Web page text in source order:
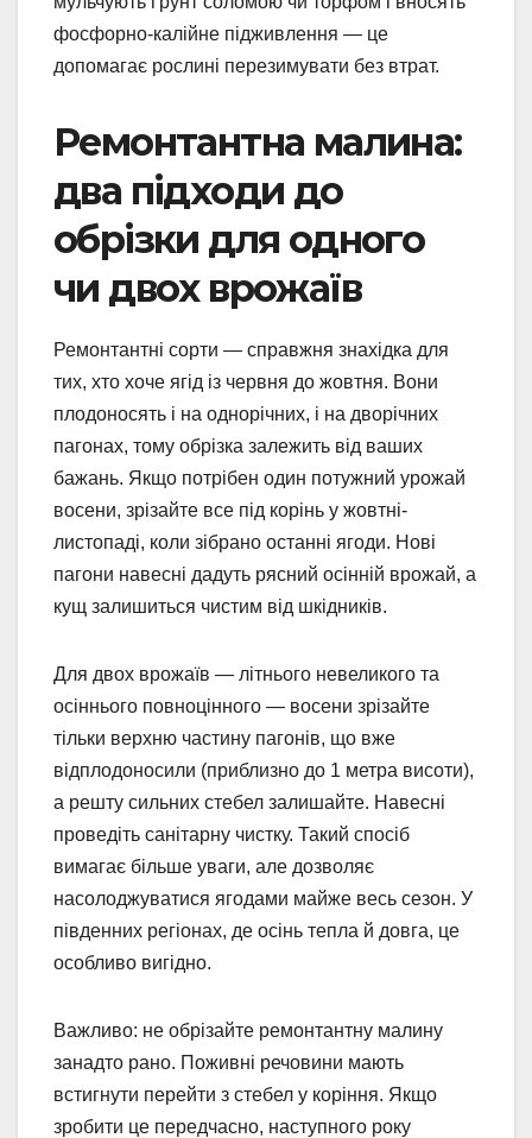
фосфорно-калійне підживлення — це
допомагає рослині перезимувати без втрат.
Ремонтантна малина:
два підходи до
обрізки для одного
чи двох врожаїв
Ремонтантні сорти — справжня знахідка для
тих, хто хоче ягід із червня до жовтня. Вони
плодоносять і на однорічних, і на дворічних
пагонах, тому обрізка залежить від ваших
бажань. Якщо потрібен один потужний урожай
восени, зрізайте все під корінь у жовтні-
листопаді, коли зібрано останні ягоди. Нові
пагони навесні дадуть рясний осінній врожай, а
кущ залишиться чистим від шкідників.
Для двох врожаїв — літнього невеликого та
осіннього повноцінного — восени зрізайте
тільки верхню частину пагонів, що вже
відплодоносили (приблизно до 1 метра висоти),
а решту сильних стебел залишайте. Навесні
проведіть санітарну чистку. Такий спосіб
вимагає більше уваги, але дозволяє
насолоджуватися ягодами майже весь сезон. У
південних регіонах, де осінь тепла й довга, це
особливо вигідно.
Важливо: не обрізайте ремонтантну малину
занадто рано. Поживні речовини мають
встигнути перейти з стебел у коріння. Якщо
зробити це передчасно, наступного року